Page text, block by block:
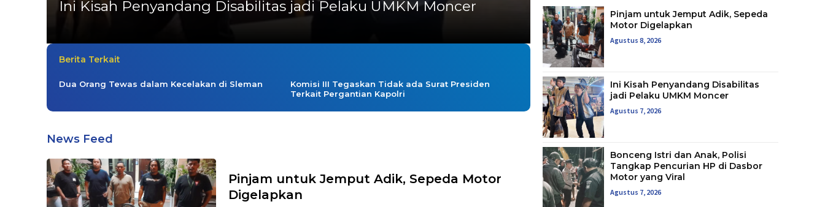
Pinjam untuk Jemput Adik, Sepeda
Ini Kisah Penyandang Disabilitas jadi Pelaku UMKM Moncer
Berita Terkait
Dua Orang Tewas dalam Kecelakan di Sleman
Komisi III Tegaskan Tidak ada Surat Presiden
Terkait Pergantian Kapolri
News Feed
Pinjam untuk Jemput Adik, Sepeda Motor
Digelapkan
Pinjam untuk Jemput Adik, Sepeda
Motor Digelapkan
Agustus 8, 2026
Ini Kisah Penyandang Disabilitas
jadi Pelaku UMKM Moncer
Agustus 7, 2026
Bonceng Istri dan Anak, Polisi
Tangkap Pencurian HP di Dasbor
Motor yang Viral
Agustus 7, 2026